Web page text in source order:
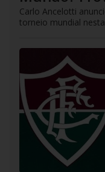
Carlo Ancelotti
torneio mundial